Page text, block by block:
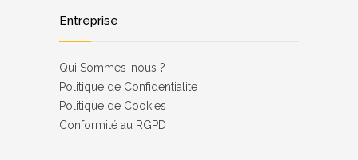
Entreprise
Qui Sommes-nous ?
Роlіtіquе dе Соnfіdеntіаlіtе
Politique de Cookies
Соnfоrmіté аu RGРD